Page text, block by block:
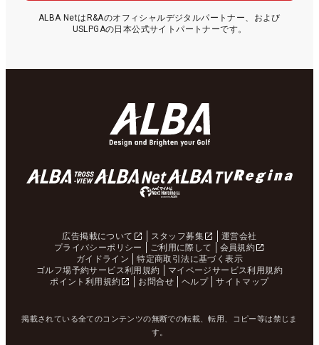
ALBA NetはR&Aのオフィシャルデジタルパートナー、および
USLPGAの日本公式サイトパートナーです。
広告掲載について スタッフ募集
運営会社
プライバシーポリシー
ご利用に際して
会員規約
ガイドライン
特定商取引法に基づく表示
ゴルフ場予約サービス利用規約
マイページサービス利用規約
ポイント利用規約
お問合せ ヘルプ サイトマップ
掲載されている全てのコンテンツの無断での転載、転用、コピー等は禁じま
す。